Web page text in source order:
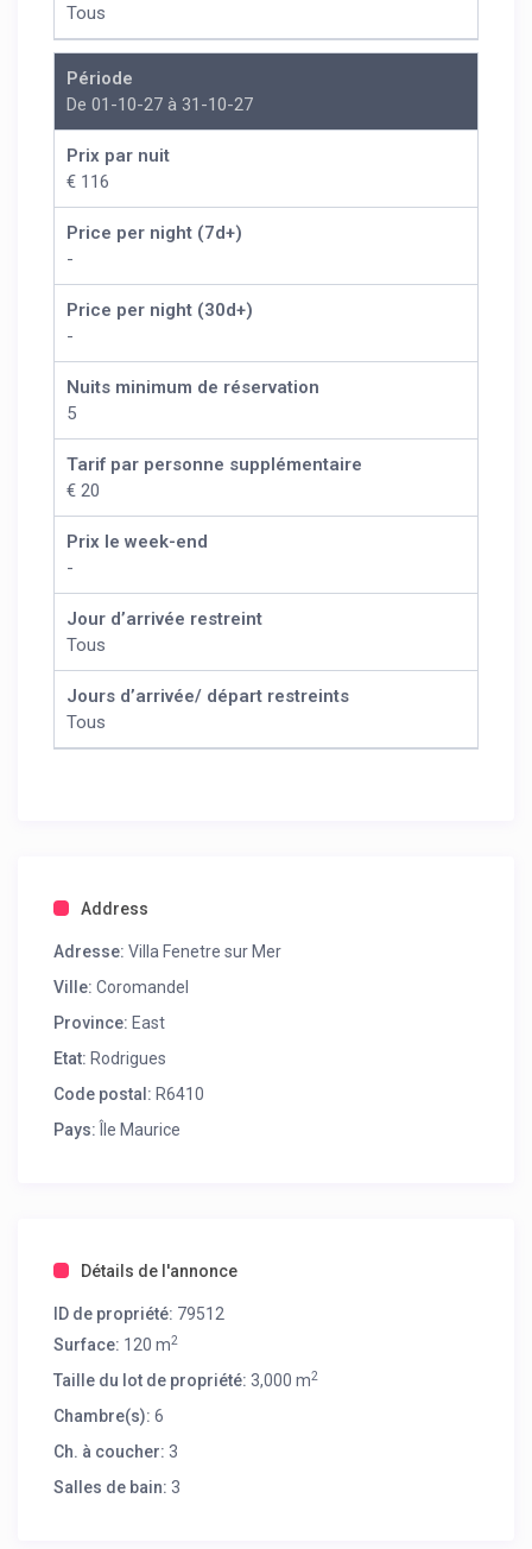
Tous
Période
De 01-10-27 à 31-10-27
Prix par nuit
€ 116
Price per night (7d+)
-
Price per night (30d+)
-
Nuits minimum de réservation
5
Tarif par personne supplémentaire
€ 20
Prix le week-end
-
Jour d’arrivée restreint
Tous
Jours d’arrivée/ départ restreints
Tous
Address
Adresse: Villa Fenetre sur Mer
Ville: Coromandel
Province: East
Etat: Rodrigues
Code postal: R6410
Pays: Île Maurice
Détails de l'annonce
ID de propriété: 79512
Surface: 120 m2
Taille du lot de propriété: 3,000 m2
Chambre(s): 6
Ch. à coucher: 3
Salles de bain: 3